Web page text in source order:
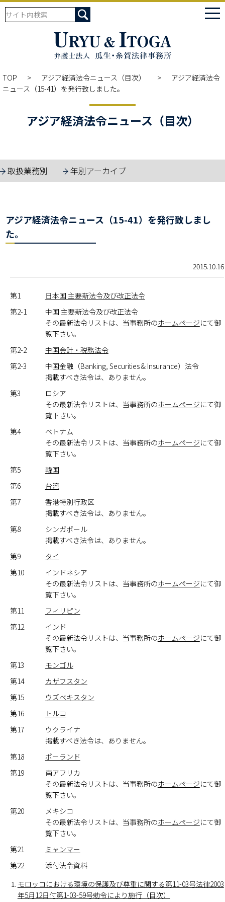
TOP アジア経済法令ニュース（目次）
アジア経済法令
ニュース（15-41）を発行致しました。
アジア経済法令ニュース（目次）
取扱業務別 年別アーカイブ
アジア経済法令ニュース（15-41）を発行致しまし
た。
2015.10.16
第1
日本国 主要新法令及び改正法令
第2-1
中国 主要新法令及び改正法令
その最新法令リストは、当事務所のホームページにて御
覧下さい。
第2-2
中国会計・税務法令
第2-3
中国金融（Banking, Securities & Insurance）法令
掲載すべき法令は、ありません。
第3
ロシア
その最新法令リストは、当事務所のホームページにて御
覧下さい。
第4
ベトナム
その最新法令リストは、当事務所のホームページにて御
覧下さい。
第5
韓国
第6
台湾
第7
香港特別行政区
掲載すべき法令は、ありません。
第8
シンガポール
掲載すべき法令は、ありません。
第9
タイ
第10
インドネシア
その最新法令リストは、当事務所のホームページにて御
覧下さい。
第11
フィリピン
第12
インド
その最新法令リストは、当事務所のホームページにて御
覧下さい。
第13
モンゴル
第14
カザフスタン
第15
ウズベキスタン
第16
トルコ
第17
ウクライナ
掲載すべき法令は、ありません。
第18
ポーランド
第19
南アフリカ
その最新法令リストは、当事務所のホームページにて御
覧下さい。
第20
メキシコ
その最新法令リストは、当事務所のホームページにて御
覧下さい。
第21
ミャンマー
第22
添付法令資料
モロッコにおける環境の保護及び尊重に関する第11-03号法律2003
年5月12日付第1-03-59号勅令により施行（目次）